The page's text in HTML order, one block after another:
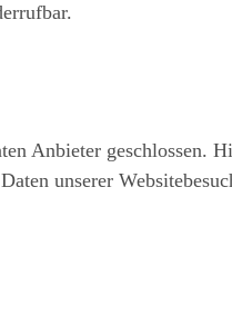
Anbieter geschlossen.
unserer